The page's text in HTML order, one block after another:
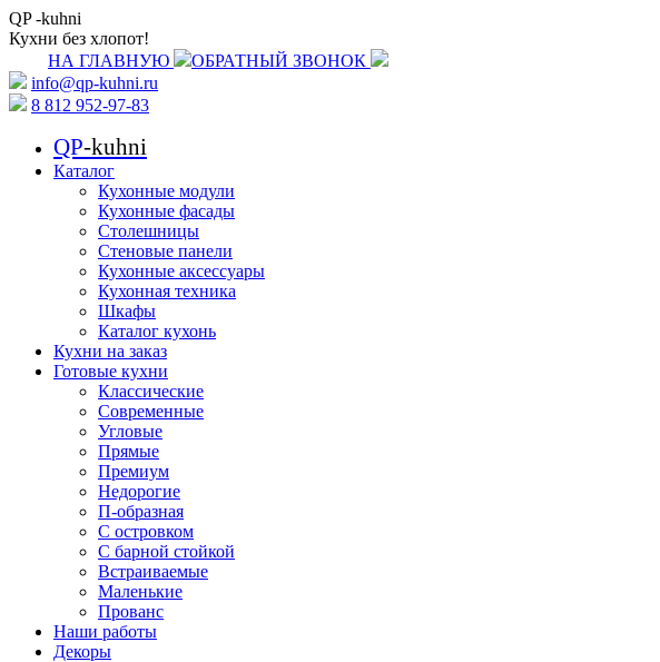
QP -kuhni
Кухни без хлопот!
ОБРАТНЫЙ ЗВОНОК
НА ГЛАВНУЮ
info@qp-kuhni.ru
8 812 952-97-83
QP-kuhni
Каталог
Кухонные модули
Кухонные фасады
Столешницы
Стеновые панели
Кухонные аксессуары
Кухонная техника
Шкафы
Каталог кухонь
Кухни на заказ
Готовые кухни
Классические
Современные
Угловые
Прямые
Премиум
Недорогие
П-образная
С островком
С барной стойкой
Встраиваемые
Маленькие
Прованс
Наши работы
Декоры